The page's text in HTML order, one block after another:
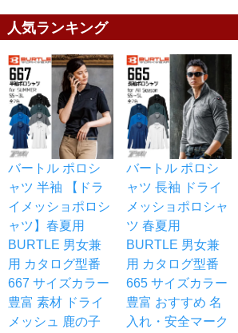
人気ランキング
バートル ポロシ
ャツ 半袖 【ドラ
イメッショポロシ
ャツ】春夏用
BURTLE 男女兼
用 カタログ型番
667 サイズカラー
豊富 素材 ドライ
メッシュ 鹿の子
バートル ポロシ
ャツ 長袖 ドライ
メッショポロシャ
ツ 春夏用
BURTLE 男女兼
用 カタログ型番
665 サイズカラー
豊富 おすすめ 名
入れ・安全マーク